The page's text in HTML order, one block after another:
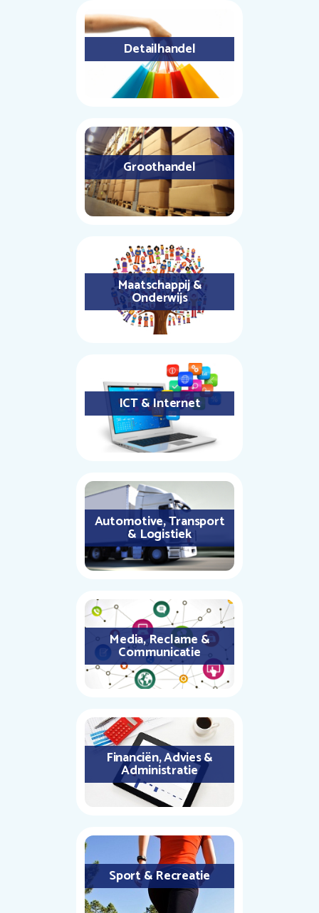
Detailhandel
Groothandel
Maatschappij &
Onderwijs
ICT & Internet
Automotive, Transport
& Logistiek
Media, Reclame &
Communicatie
Financiën, Advies &
Administratie
Sport & Recreatie